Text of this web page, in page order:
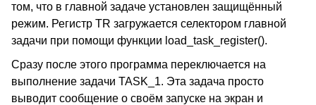
том, что в главной задаче установлен защищённый
режим. Регистр TR загружается селектором главной
задачи при помощи функции load_task_register().
Сразу после этого программа переключается на
выполнение задачи TASK_1. Эта задача просто
выводит сообщение о своём запуске на экран и